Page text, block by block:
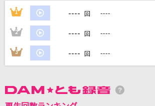
カラオケをもっと楽しもう！
自宅でカラオケ歌い放題！
家族や友達と一緒に！練習にも！
1 ---- 回 ----
2 ---- 回 ----
3 ---- 回 ----